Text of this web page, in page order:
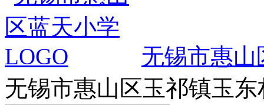
无锡市惠
无锡市惠山区玉祁镇玉